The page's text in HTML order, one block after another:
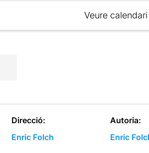
Veure calendari
Direcció:
Enric Folch
Autoria:
Enric